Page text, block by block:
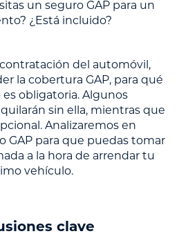
un seguro GAP para un
¿Está incluido?
del automóvil,
la cobertura GAP, para qué
es obligatoria. Algunos
sin ella, mientras que
Analizaremos en
GAP para que puedas tomar
a la hora de arrendar tu
vehículo.
clave